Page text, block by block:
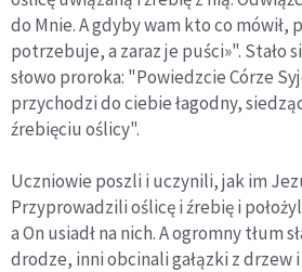
do Mnie. A gdyby wam kto co mówił,
potrzebuje, a zaraz je puści»". Stało
słowo proroka: "Powiedzcie Córze
przychodzi do ciebie łagodny,
źrebięciu oślicy".
Uczniowie poszli i uczynili, jak im
Przyprowadzili oślicę i źrebię i
a On usiadł na nich. A ogromny tłum
drodze, inni obcinali gałązki z drzew